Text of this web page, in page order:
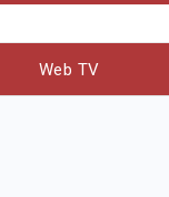
Web TV